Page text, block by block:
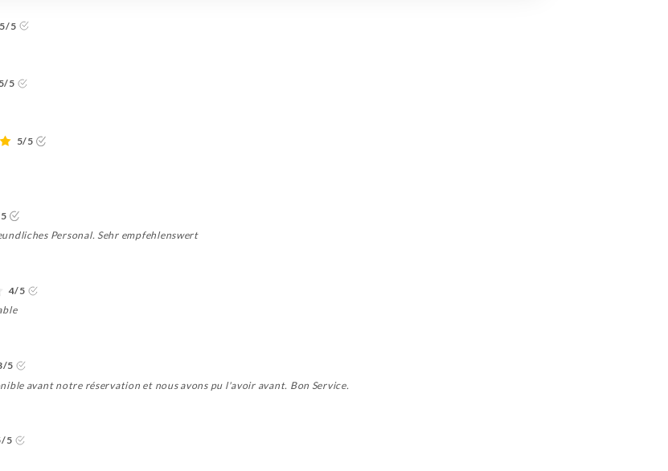
5/5
5/5
5/5
Personal. Sehr empfehlenswert
4/5
5
avant notre réservation et nous avons pu l'avoir avant. Bon Service.
5